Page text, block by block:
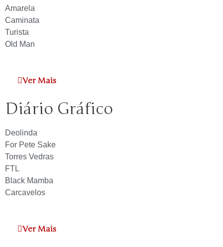
Amarela
Caminata
Turista
Old Man
Ver Mais
Diário Gráfico
Deolinda
For Pete Sake
Torres Vedras
FTL
Black Mamba
Carcavelos
Ver Mais